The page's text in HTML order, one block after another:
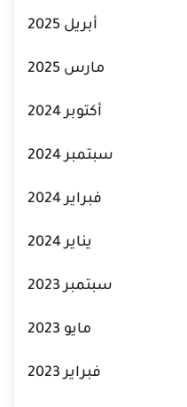
أبريل 2025
مارس 2025
أكتوبر 2024
سبتمبر 2024
فبراير 2024
يناير 2024
سبتمبر 2023
مايو 2023
فبراير 2023